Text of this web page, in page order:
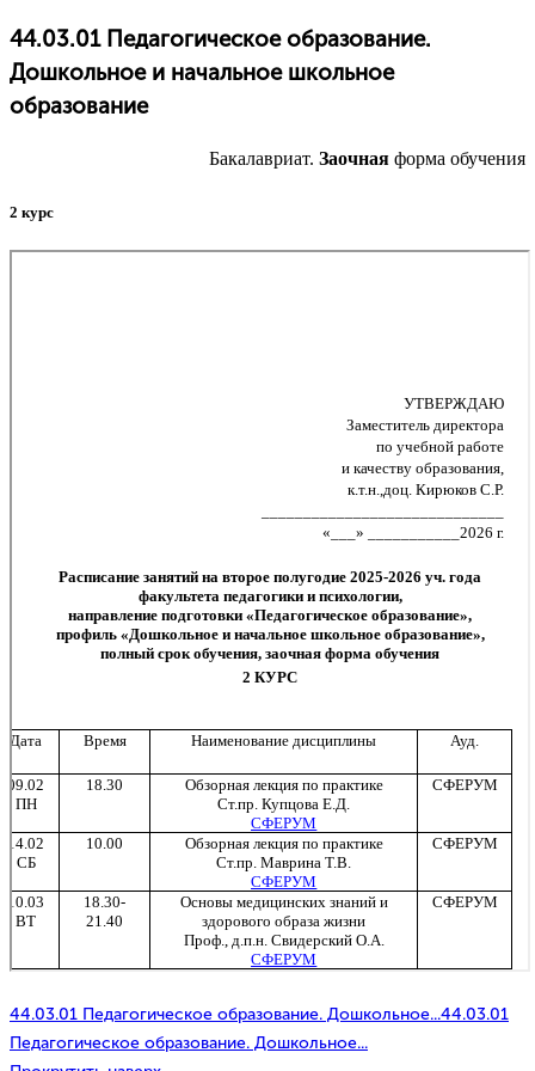
44.03.01 Педагогическое образование.
Дошкольное и начальное школьное
образование
Бакалавриат. Заочная форма обучения
2 курс
44.03.01 Педагогическое образование. Дошкольное...44.03.01
Педагогическое образование. Дошкольное...